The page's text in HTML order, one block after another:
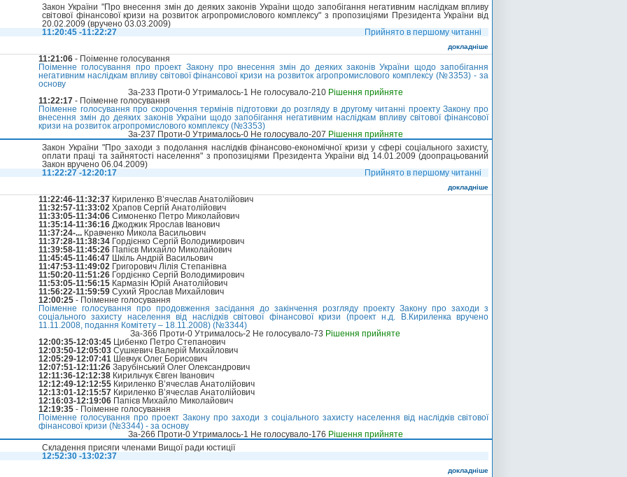
Закон України "Про внесення змін до деяких законів України щодо запобігання негативним наслідкам впливу
світової фінансової кризи на розвиток агропромислового комплексу" з пропозиціями Президента України від
20.02.2009 (вручено 03.03.2009)
11:20:45 -11:22:27
Прийнято в першому читанні
докладніше
11:21:06 - Поіменне голосування
Поіменне голосування про проект Закону про внесення змін до деяких законів України щодо запобігання
негативним наслідкам впливу світової фінансової кризи на розвиток агропромислового комплексу (№3353) - за
основу
За-233 Проти-0 Утрималось-1 Не голосувало-210 Рішення прийняте
11:22:17 - Поіменне голосування
Поіменне голосування про скорочення термінів підготовки до розгляду в другому читанні проекту Закону про
внесення змін до деяких законів України щодо запобігання негативним наслідкам впливу світової фінансової
кризи на розвиток агропромислового комплексу (№3353)
За-237 Проти-0 Утрималось-0 Не голосувало-207 Рішення прийняте
Закон України "Про заходи з подолання наслідків фінансово-економічної кризи у сфері соціального захисту,
оплати праці та зайнятості населення" з пропозиціями Президента України від 14.01.2009 (доопрацьований
Закон вручено 06.04.2009)
11:22:27 -12:20:17
Прийнято в першому читанні
докладніше
11:22:46-11:32:37 Кириленко В’ячеслав Анатолійович
11:32:57-11:33:02 Храпов Сергій Анатолійович
11:33:05-11:34:06 Симоненко Петро Миколайович
11:35:14-11:36:16 Джоджик Ярослав Іванович
11:37:24-... Кравченко Микола Васильович
11:37:28-11:38:34 Гордієнко Сергій Володимирович
11:39:58-11:45:26 Папієв Михайло Миколайович
11:45:45-11:46:47 Шкіль Андрій Васильович
11:47:53-11:49:02 Григорович Лілія Степанівна
11:50:20-11:51:26 Гордієнко Сергій Володимирович
11:53:05-11:56:15 Кармазін Юрій Анатолійович
11:56:22-11:59:59 Сухий Ярослав Михайлович
12:00:25 - Поіменне голосування
Поіменне голосування про продовження засідання до закінчення розгляду проекту Закону про заходи з
соціального захисту населення від наслідків світової фінансової кризи (проект н.д. В.Кириленка вручено
11.11.2008, подання Комітету – 18.11.2008) (№3344)
За-366 Проти-0 Утрималось-2 Не голосувало-73 Рішення прийняте
12:00:35-12:03:45 Цибенко Петро Степанович
12:03:50-12:05:03 Сушкевич Валерій Михайлович
12:05:29-12:07:41 Шевчук Олег Борисович
12:07:51-12:11:26 Зарубінський Олег Олександрович
12:11:36-12:12:38 Кирильчук Євген Іванович
12:12:49-12:12:55 Кириленко В’ячеслав Анатолійович
12:13:01-12:15:57 Кириленко В’ячеслав Анатолійович
12:16:03-12:19:06 Папієв Михайло Миколайович
12:19:35 - Поіменне голосування
Поіменне голосування про проект Закону про заходи з соціального захисту населення від наслідків світової
фінансової кризи (№3344) - за основу
За-266 Проти-0 Утрималось-1 Не голосувало-176 Рішення прийняте
Складення присяги членами Вищої ради юстиції
12:52:30 -13:02:37
докладніше